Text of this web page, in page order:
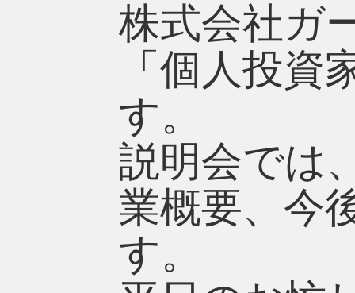
株式会社ガ
「個人投
す。
説明会では
業概要、今
す。